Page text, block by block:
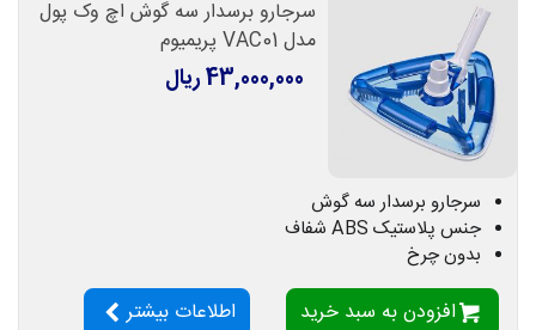
سرجارو برسدار سه گوش اچ وک پول
مدل VAC01 پریمیوم
43,000,000 ریال
سرجارو برسدار سه گوش
جنس پلاستیک ABS شفاف
بدون چرخ
افزودن به سبد خرید اطلاعات بیشتر